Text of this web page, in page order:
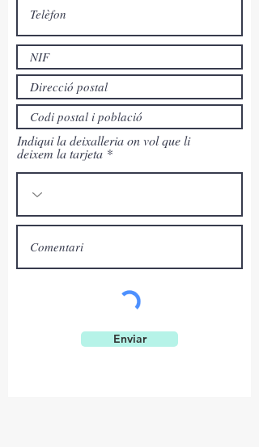
Indiqui la deixalleria on vol que li
deixem la tarjeta
Enviar